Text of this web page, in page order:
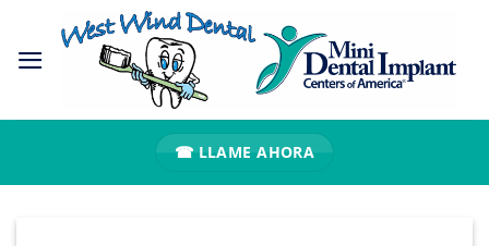
contenido
☎ LLAME AHORA